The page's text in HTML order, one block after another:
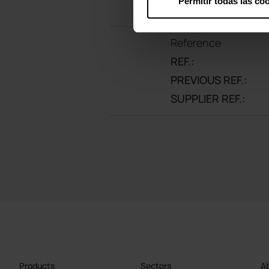
Reference
REF.:
PREVIOUS REF.:
SUPPLIER REF.:
Products
Sectors